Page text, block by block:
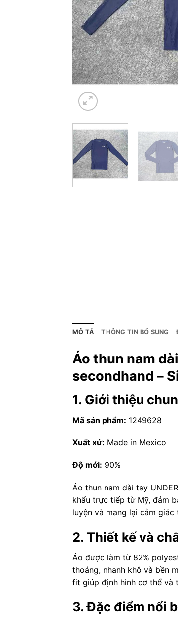
MÔ TẢ THÔNG TIN BỔ SUNG
Áo thun nam
secondhand –
1. Giới thiệu
Mã sản phẩm: 1249628
Xuất xứ: Made in Mexico
Độ mới: 90%
Áo thun nam dài tay
khẩu trực tiếp từ Mỹ, đảm
luyện và mang lại cảm giác
2. Thiết kế và
Áo được làm từ 82%
thoáng, nhanh khô và bền
fit giúp định hình cơ thể và
3. Đặc điểm nổi